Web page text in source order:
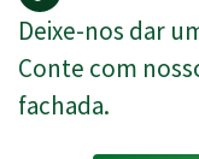
Deixe-nos dar
Conte com
fachada.